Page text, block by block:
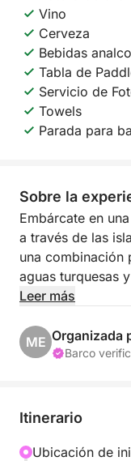
Vino
Cerveza
Bebidas
Tabla de
Servicio de
Towels
Parada para
Sobre la
Embárcate en
a través de las
una combinación
aguas turquesas
complicaciones.
Tu día comienza
un café en Milna,
mediterráneo.
esmeralda y
Leer más
ME Organizada
Barco
Itinerario
Ubicación de